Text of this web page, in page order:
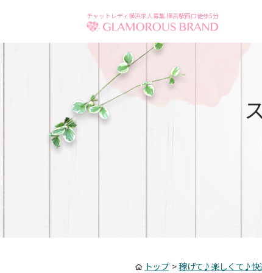
チャットレディ横浜求人募集 横浜駅西口徒歩5分
トップ> 稼げて♪楽しくて♪快